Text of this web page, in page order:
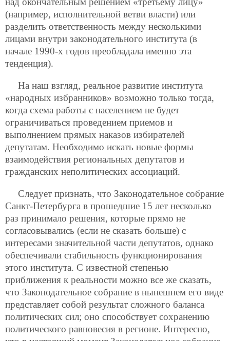
(например, исполнительной ветви власти) или
разделить ответственность между несколькими
лицами внутри законодательного института (в
начале 1990-х годов преобладала именно эта
тенденция).
На наш взгляд, реальное развитие института
«народных избранников» возможно только тогда,
когда схема работы с населением не будет
ограничиваться проведением приемов и
выполнением прямых наказов избирателей
депутатам. Необходимо искать новые формы
взаимодействия региональных депутатов и
гражданских неполитических ассоциаций.
Следует признать, что Законодательное собрание
Санкт-Петербурга в прошедшие 15 лет несколько
раз принимало решения, которые прямо не
согласовывались (если не сказать больше) с
интересами значительной части депутатов, однако
обеспечивали стабильность функционирования
этого института. С известной степенью
приближения к реальности можно все же сказать,
что Законодательное собрание в нынешнем его виде
представляет собой результат сложного баланса
политических сил; оно способствует сохранению
политического равновесия в регионе. Интересно,